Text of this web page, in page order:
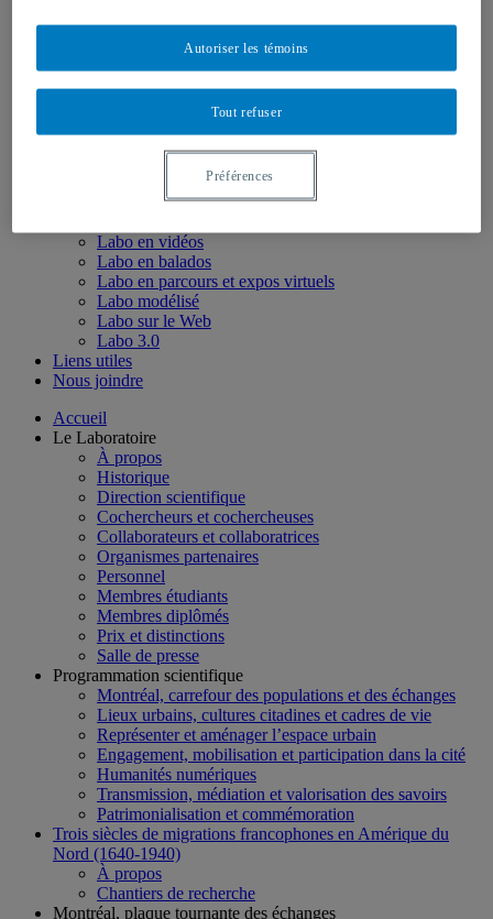
Forum Montréal 2017
Ateliers de formation
Projets pédagogiques
Programmes de bourses
Emplois étudiants
Labo en vidéos
Labo en balados
Labo en parcours et expos virtuels
Labo modélisé
Labo sur le Web
Labo 3.0
Liens utiles
Nous joindre
Accueil
Le Laboratoire
À propos
Historique
Direction scientifique
Cochercheurs et cochercheuses
Collaborateurs et collaboratrices
Organismes partenaires
Personnel
Membres étudiants
Membres diplômés
Prix et distinctions
Salle de presse
Programmation scientifique
Montréal, carrefour des populations et des échanges
Lieux urbains, cultures citadines et cadres de vie
Représenter et aménager l’espace urbain
Engagement, mobilisation et participation dans la cité
Humanités numériques
Transmission, médiation et valorisation des savoirs
Patrimonialisation et commémoration
Trois siècles de migrations francophones en Amérique du
Nord (1640-1940)
À propos
Chantiers de recherche
Montréal, plaque tournante des échanges
Tout refuser
Autoriser les témoins
Préférences